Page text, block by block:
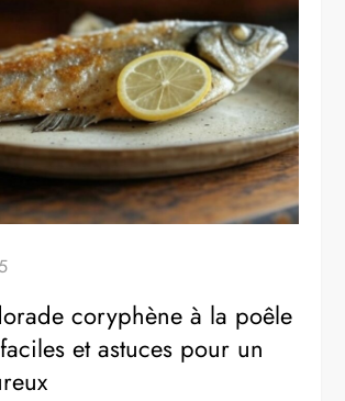
coryphène à la poêle
et astuces pour un